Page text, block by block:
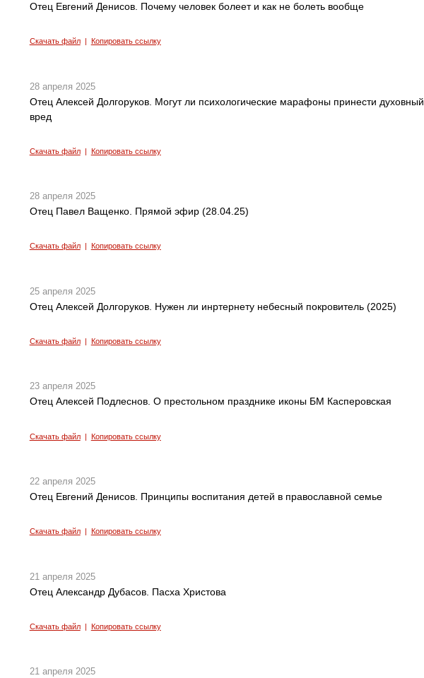
Отец Евгений Денисов. Почему человек болеет и как не болеть вообще
Скачать файл| Копировать ссылку
28 апреля 2025
Отец Алексей Долгоруков. Могут ли психологические марафоны принести духовный
вред
Скачать файл| Копировать ссылку
28 апреля 2025
Отец Павел Ващенко. Прямой эфир (28.04.25)
Скачать файл| Копировать ссылку
25 апреля 2025
Отец Алексей Долгоруков. Нужен ли инртернету небесный покровитель (2025)
Скачать файл| Копировать ссылку
23 апреля 2025
Отец Алексей Подлеснов. О престольном празднике иконы БМ Касперовская
Скачать файл| Копировать ссылку
22 апреля 2025
Отец Евгений Денисов. Принципы воспитания детей в православной семье
Скачать файл| Копировать ссылку
21 апреля 2025
Отец Александр Дубасов. Пасха Христова
Скачать файл| Копировать ссылку
21 апреля 2025